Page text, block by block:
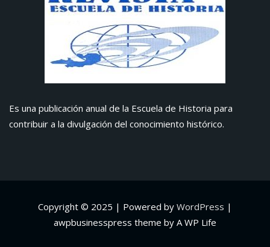
Es una publicación anual de la Escuela de Historia para
contribuir a la divulgación del conocimiento histórico.
Copyright © 2025 | Powered by WordPress |
awpbusinesspress theme by A WP Life